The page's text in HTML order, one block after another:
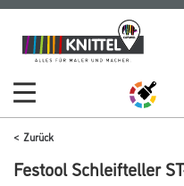
Zum
Inhalt
Zum
Navigationsmenü
Zurück
Festool Schleifteller